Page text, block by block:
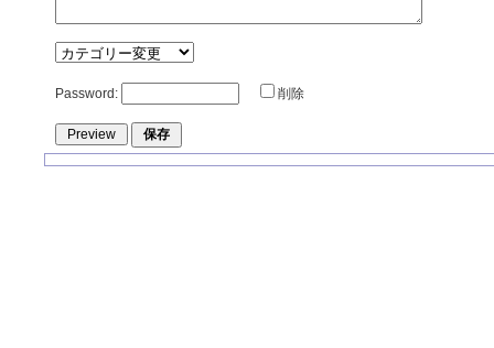
Password: 削除